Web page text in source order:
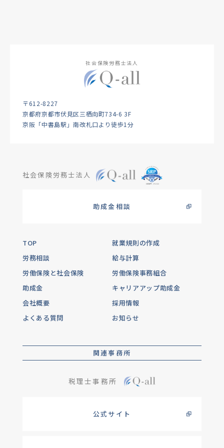
社会保険労務士法人
〒612-8227
京都府京都市伏見区三栖向町734-6 3F
京阪「中書島駅」南改札口より徒歩1分
社会保険労務士法人
助成金相談
TOP
就業規則の作成
労務相談
給与計算
労働保険と社会保険
労働保険事務組合
助成金
キャリアアップ助成金
会社概要
採用情報
よくある質問
お知らせ
関連事務所
税理士事務所
公式サイト